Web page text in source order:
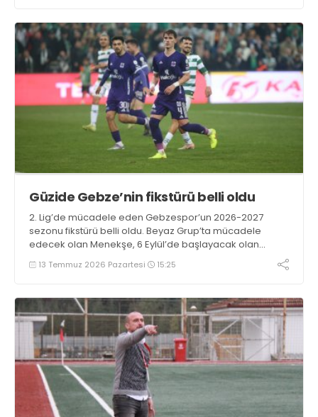
Güzide Gebze’nin fikstürü belli oldu
2. Lig’de mücadele eden Gebzespor’un 2026-2027
sezonu fikstürü belli oldu. Beyaz Grup’ta mücadele
edecek olan Menekşe, 6 Eylül’de başlayacak olan
sezonu Hatayspor deplasmanında açacak.
13 Temmuz 2026 Pazartesi 15:25